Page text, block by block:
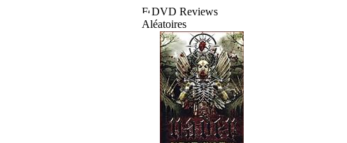
DVD Reviews
Aléatoires